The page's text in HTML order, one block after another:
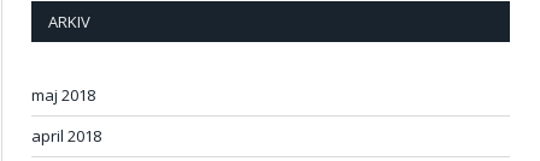
ARKIV
maj 2018
april 2018